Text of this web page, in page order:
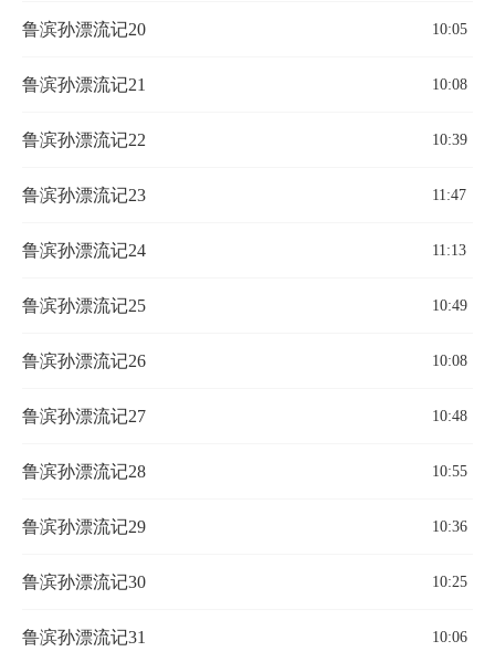
鲁滨孙漂流记20 10:05
鲁滨孙漂流记21 10:08
鲁滨孙漂流记22 10:39
鲁滨孙漂流记23 11:47
鲁滨孙漂流记24 11:13
鲁滨孙漂流记25 10:49
鲁滨孙漂流记26 10:08
鲁滨孙漂流记27 10:48
鲁滨孙漂流记28 10:55
鲁滨孙漂流记29 10:36
鲁滨孙漂流记30 10:25
鲁滨孙漂流记31 10:06